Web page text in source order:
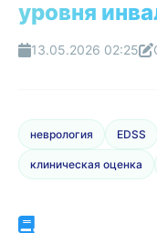
уровня
13.05.2026 02:25
неврология EDSS
клиническая оценка